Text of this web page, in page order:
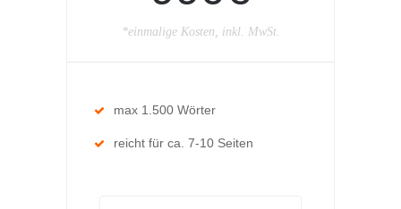
*einmalige Kosten, inkl. MwSt.
max 1.500 Wörter
reicht für ca. 7-10 Seiten